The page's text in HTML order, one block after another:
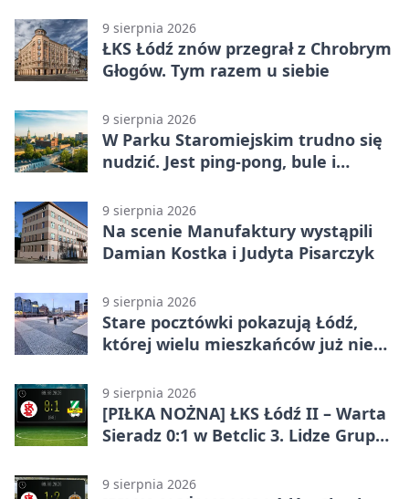
zwycięstwem w sezonie
9 sierpnia 2026
ŁKS Łódź znów przegrał z Chrobrym
Głogów. Tym razem u siebie
9 sierpnia 2026
W Parku Staromiejskim trudno się
nudzić. Jest ping-pong, bule i
9 sierpnia 2026
Na scenie Manufaktury wystąpili
Damian Kostka i Judyta Pisarczyk
9 sierpnia 2026
Stare pocztówki pokazują Łódź,
której wielu mieszkańców już nie
9 sierpnia 2026
[PIŁKA NOŻNA] ŁKS Łódź II – Warta
Sieradz 0:1 w Betclic 3. Lidze Grupa
9 sierpnia 2026